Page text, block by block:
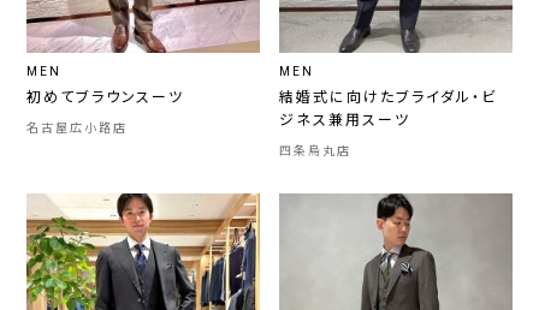
MEN
初めてブラウンスーツ
名古屋広小路店
MEN
結婚式に向けたブライダル・ビ
ジネス兼用スーツ
四条烏丸店